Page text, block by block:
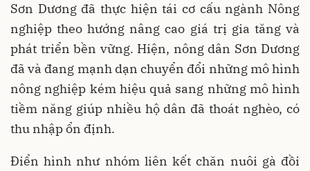
Sơn Dương đã thực hiện tái cơ cấu ngành Nông
nghiệp theo hướng nâng cao giá trị gia tăng và
phát triển bền vững. Hiện, nông dân Sơn Dương
đã và đang mạnh dạn chuyển đổi những mô hình
nông nghiệp kém hiệu quả sang những mô hình
tiềm năng giúp nhiều hộ dân đã thoát nghèo, có
thu nhập ổn định.
Điển hình như nhóm liên kết chăn nuôi gà đồi